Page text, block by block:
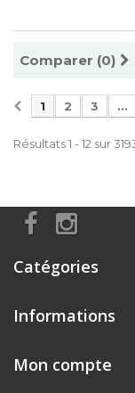
Comparer (0)
1 2 3 ...
Résultats 1 - 12 sur
Catégories
Informations
Mon compte